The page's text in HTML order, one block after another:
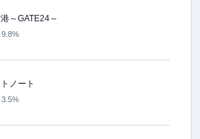
～GATE24～
ノート